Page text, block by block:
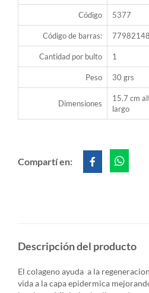
Código 5377
Código de barras:
Cantidad por bulto 1
Peso 30 grs
Dimensiones
15.7 cm
largo
Compartí en:
Descripción del producto
El colageno ayuda a la
vida a la capa epidermica